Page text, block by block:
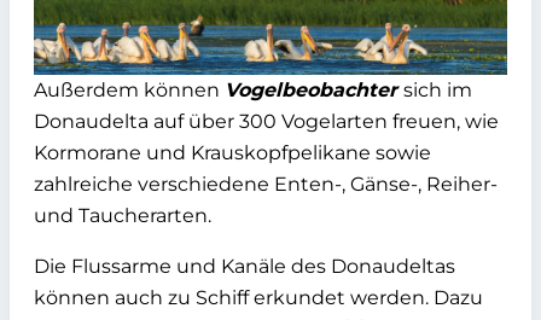
Außerdem können Vogelbeobachtersich im
Donaudelta auf über 300 Vogelarten freuen, wie
Kormorane und Krauskopfpelikane sowie
zahlreiche verschiedene Enten-, Gänse-, Reiher-
und Taucherarten.
Die Flussarme und Kanäle des Donaudeltas
können auch zu Schiff erkundet werden. Dazu